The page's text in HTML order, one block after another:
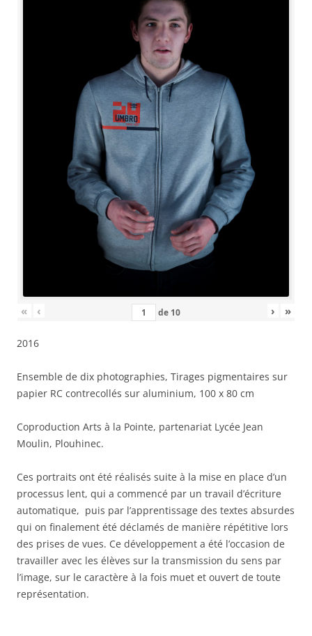
« ‹ de 10 › »
2016
Ensemble de dix photographies, Tirages pigmentaires sur
papier RC contrecollés sur aluminium, 100 x 80 cm
Coproduction Arts à la Pointe, partenariat Lycée Jean
Moulin, Plouhinec.
Ces portraits ont été réalisés suite à la mise en place d’un
processus lent, qui a commencé par un travail d’écriture
automatique, puis par l’apprentissage des textes absurdes
qui on finalement été déclamés de manière répétitive lors
des prises de vues. Ce développement a été l’occasion de
travailler avec les élèves sur la transmission du sens par
l’image, sur le caractère à la fois muet et ouvert de toute
représentation.